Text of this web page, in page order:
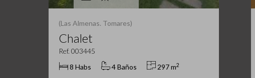
(Las Almenas. Tomares)
Chalet
Ref. 003445
8 Habs
4 Baños 297 m2